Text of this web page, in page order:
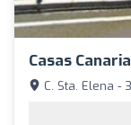
Casas
C. Sta. Elena -